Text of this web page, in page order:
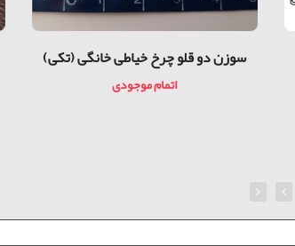
سوزن دو قلو چرخ خیاطی خانگی (تکی)
اتمام موجودی